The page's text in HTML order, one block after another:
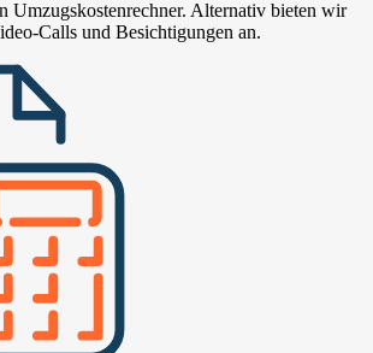
Umzugskostenrechner. Alternativ bieten wir
Calls und Besichtigungen an.